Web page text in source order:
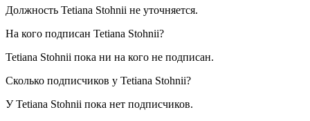
Должность Tetiana Stohnii не уточняется.
На кого подписан Tetiana Stohnii?
Tetiana Stohnii пока ни на кого не подписан.
Сколько подписчиков у Tetiana Stohnii?
У Tetiana Stohnii пока нет подписчиков.